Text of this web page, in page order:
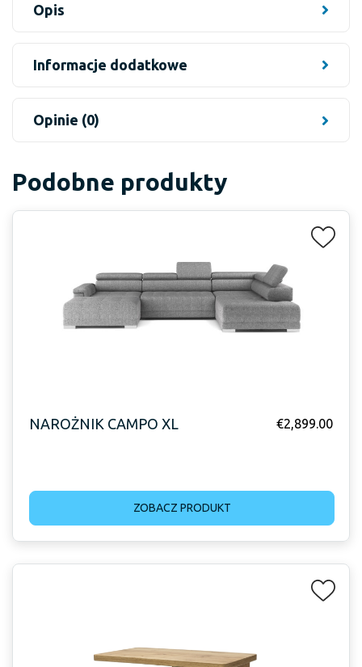
Opis
Informacje dodatkowe
Opinie (0)
Podobne produkty
NAROŻNIK CAMPO XL €2,899.00
ZOBACZ PRODUKT